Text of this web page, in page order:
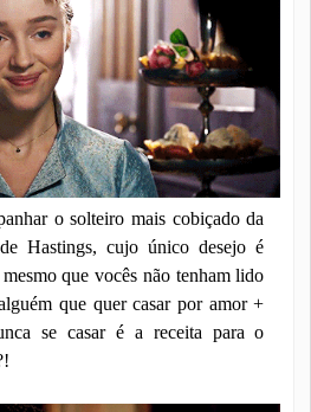
o solteiro mais cobiçado da
Hastings, cujo único desejo é
que vocês não tenham lido
que quer casar por amor +
se casar é a receita para o